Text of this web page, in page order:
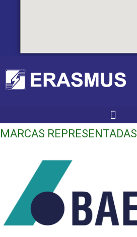
MARCAS REPRESENTADAS